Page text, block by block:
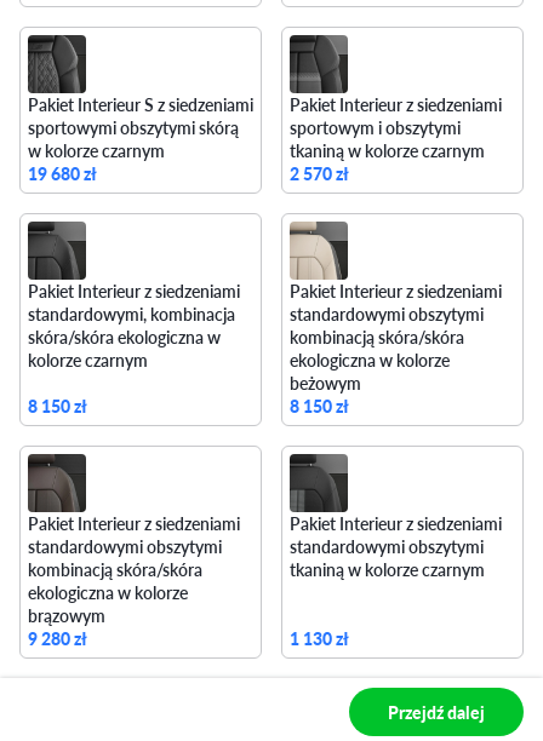
Pakiet Interieur S z siedzeniami
sportowymi obszytymi skórą
w kolorze czarnym
19 680 zł
Pakiet Interieur z siedzeniami
sportowym i obszytymi
tkaniną w kolorze czarnym
2 570 zł
Pakiet Interieur z siedzeniami
standardowymi, kombinacja
skóra/skóra ekologiczna w
kolorze czarnym
8 150 zł
Pakiet Interieur z siedzeniami
standardowymi obszytymi
kombinacją skóra/skóra
ekologiczna w kolorze
beżowym
8 150 zł
Pakiet Interieur z siedzeniami
standardowymi obszytymi
kombinacją skóra/skóra
ekologiczna w kolorze
brązowym
9 280 zł
Pakiet Interieur z siedzeniami
standardowymi obszytymi
tkaniną w kolorze czarnym
1 130 zł
Przejdź dalej